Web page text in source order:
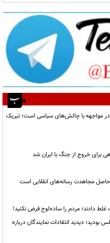
در مواجهه با چالش‌های سیاسی است؛ تبریک
برای خروج از جنگ با ایران شد
مجاهدت رسانه‌های انقلابی است
دادند؛ مردم را ساده‌لوح فرض نکنید!
دیدید انتقادات نمایندگان درباره